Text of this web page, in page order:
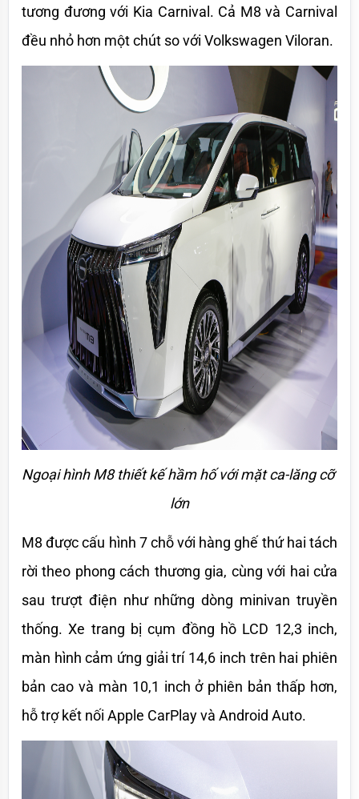
tương đương với Kia Carnival. Cả M8 và Carnival
đều nhỏ hơn một chút so với Volkswagen Viloran.
Ngoại hình M8 thiết kế hầm hố với mặt ca-lăng cỡ
lớn
M8 được cấu hình 7 chỗ với hàng ghế thứ hai tách
rời theo phong cách thương gia, cùng với hai cửa
sau trượt điện như những dòng minivan truyền
thống. Xe trang bị cụm đồng hồ LCD 12,3 inch,
màn hình cảm ứng giải trí 14,6 inch trên hai phiên
bản cao và màn 10,1 inch ở phiên bản thấp hơn,
hỗ trợ kết nối Apple CarPlay và Android Auto.